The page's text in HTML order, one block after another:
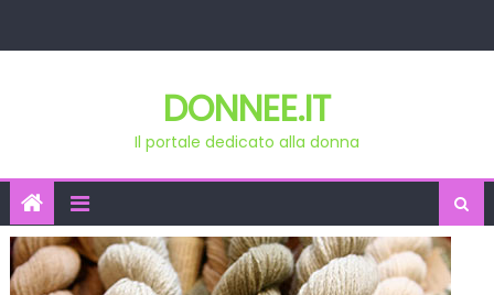
DONNEE.IT
Il portale dedicato alla donna